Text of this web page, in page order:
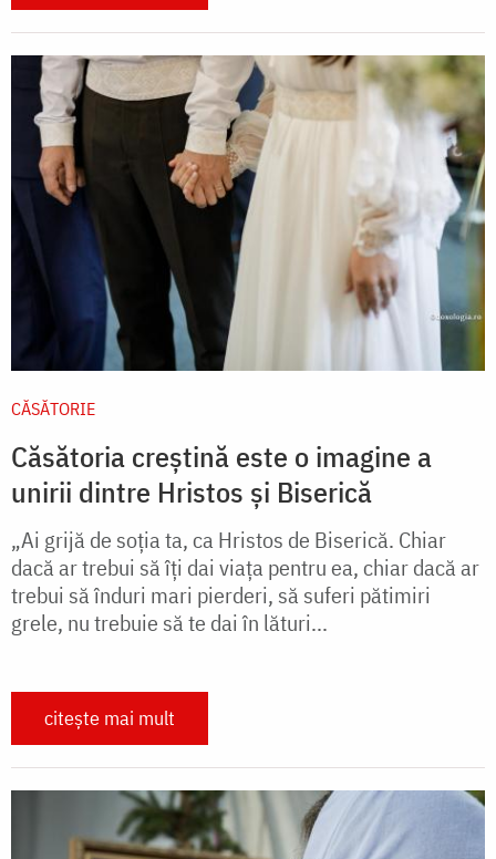
CĂSĂTORIE
Căsătoria creștină este o imagine a
unirii dintre Hristos și Biserică
„Ai grijă de soţia ta, ca Hristos de Biserică. Chiar
dacă ar trebui să îţi dai viaţa pentru ea, chiar dacă ar
trebui să înduri mari pierderi, să suferi pătimiri
grele, nu trebuie să te dai în lături...
citește mai mult